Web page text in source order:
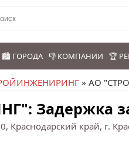
🏙️ ГОРОДА 👎 КОМПАНИИ 🏆
» АО
Задержка
Краснодарский край, г.